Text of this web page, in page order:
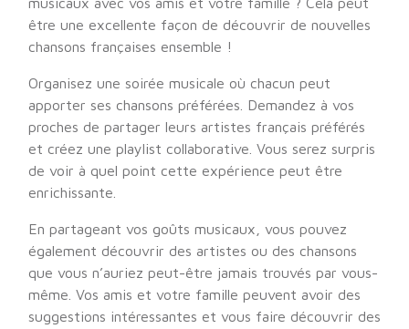
être une excellente façon de découvrir de nouvelles
chansons françaises ensemble !
Organisez une soirée musicale où chacun peut
apporter ses chansons préférées. Demandez à vos
proches de partager leurs artistes français préférés
et créez une playlist collaborative. Vous serez surpris
de voir à quel point cette expérience peut être
enrichissante.
En partageant vos goûts musicaux, vous pouvez
également découvrir des artistes ou des chansons
que vous n’auriez peut-être jamais trouvés par vous-
même. Vos amis et votre famille peuvent avoir des
suggestions intéressantes et vous faire découvrir des